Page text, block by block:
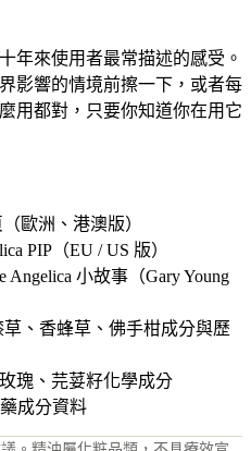
年來使用者最常描述的感受。
影響的情境前擦一下，或者每
用都對，只要你知道你在用它
歐洲、港澳版）
PIP（EU / US 版）
Angelica 小故事（Gary Young
草、香蜂草、佛手柑成分與歷
瑰、芫荽籽化學成分
成分資料